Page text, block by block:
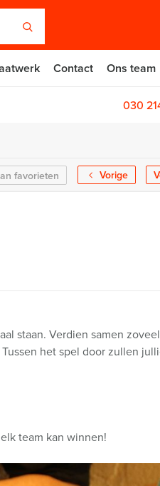
Contact Ons team
030
Vorige
favorieten
staan. Verdien samen zoveel
het spel door zullen
team kan winnen!